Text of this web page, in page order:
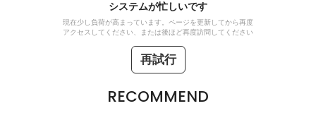
システムが忙しいです
現在少し負荷が高まっています。ページを更新してから再度
アクセスしてください、または後ほど再度訪問してください
再試行
RECOMMEND